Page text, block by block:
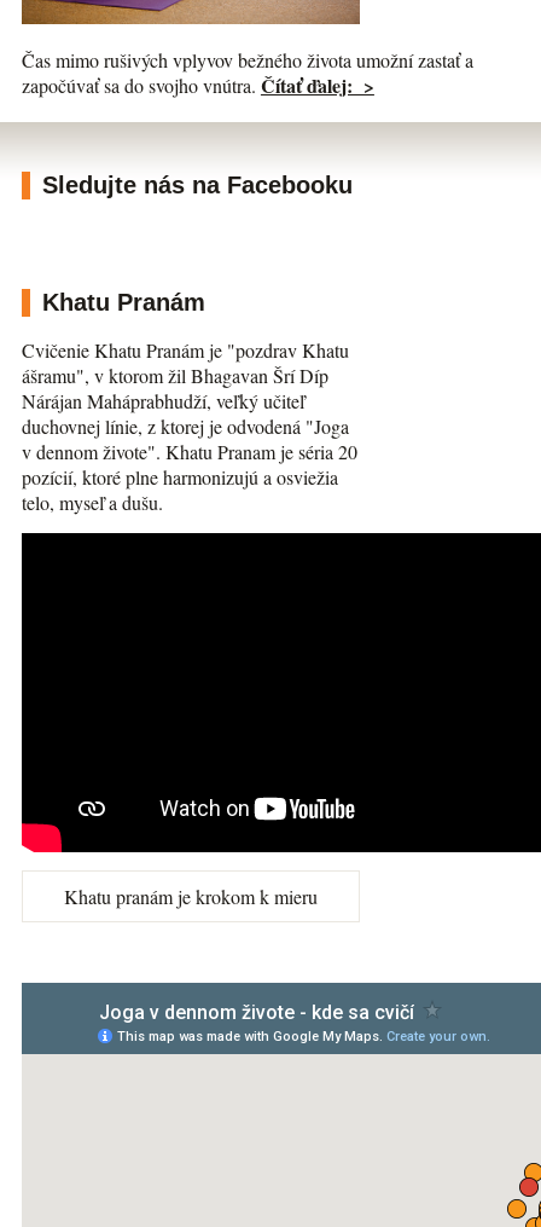
Čas mimo rušivých vplyvov bežného života umožní zastať a
započúvať sa do svojho vnútra. Čítať ďalej: >
Sledujte nás na Facebooku
Khatu Pranám
Cvičenie Khatu Pranám je "pozdrav Khatu
ášramu", v ktorom žil Bhagavan Šrí Díp
Nárájan Maháprabhudží, veľký učiteľ
duchovnej línie, z ktorej je odvodená "Joga
v dennom živote". Khatu Pranam je séria 20
pozícií, ktoré plne harmonizujú a osviežia
telo, myseľ a dušu.
Khatu pranám je krokom k mieru